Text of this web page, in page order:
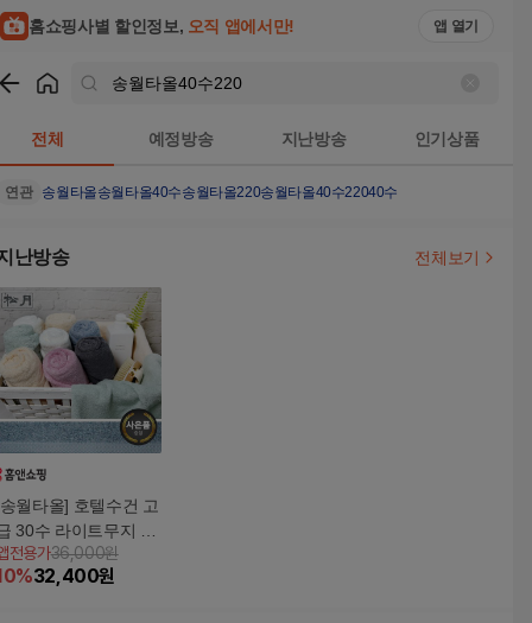
홈쇼핑사별 할인정보, 오직 앱에서만! 앱 열기
전체 예정방송 지난방송 인기상품
연관 송월타올송월타올40수송월타올220송월타올40수22040수
난방송 전체보기
월타올] 호텔수건 고
30수 라이트무지 10
x130g (6가지컬러/베
직디자인)
전용가36,000원
%32,400원